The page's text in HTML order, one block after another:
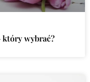
który wybrać?